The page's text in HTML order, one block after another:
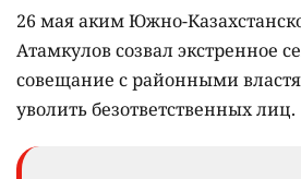
26 мая аким Южно-
Атамкулов созвал экстренное
совещание с районными
уволить безответственных лиц.